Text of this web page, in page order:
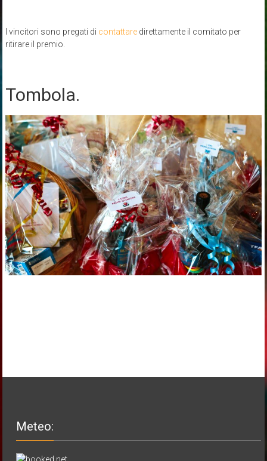
I vincitori sono pregati di contattaredirettamente il comitato per
ritirare il premio.
Tombola.
Meteo: